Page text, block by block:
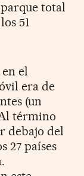
total
51
el
era de
(un
término
debajo del
27 países